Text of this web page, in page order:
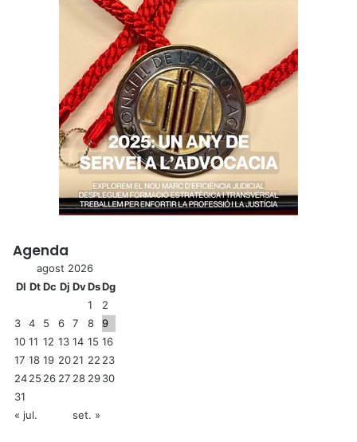
Agenda
agost 2026
Dl DtDc Dj DvDsDg
1
2
3
4 5 6 7 8
9
10 11 12 13 14 15 16
17 18 19 2021 22 23
2425 26 27 28 2930
31
« jul.
set. »